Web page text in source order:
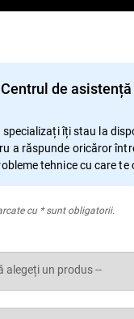
de
îți stau la
a răspunde oricăror
tehnice cu care
cu * sunt obligatorii.